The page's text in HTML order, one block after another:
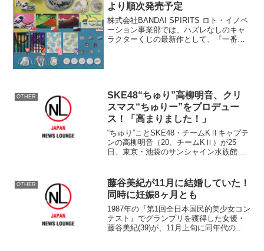
より順次発売予定
株式会社BANDAI SPIRITS ロト・イノベ
ーション事業部では、ハズレなしのキャ
ラクターくじの最新作として、『一番く
OTHER
SKE48“ちゅり”高柳明音、クリ
スマス“ちゅりー”をプロデュー
ス！「高まりました！」
“ちゅり”ことSKE48・チームKⅡキャプテ
ンの高柳明音（20、チームKⅡ）が25
日、東京・池袋のサンシャイン水族館 マ
CHURI-♥』点灯式に登場した...
OTHER
藤谷美紀が11月に結婚していた！
同時に妊娠8ヶ月とも
1987年の『第1回全日本国民的美少女コン
テスト』でグランプリを獲得した女優・
藤谷美紀(39)が、11月上旬に同年代の一